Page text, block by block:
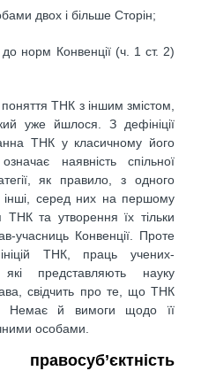
двох і більше Сторін;
норм Конвенції (ч. 1 ст. 2)
ТНК з іншим змістом,
уже йшлося. З дефініції
ТНК у класичному його
наявність спільної
як правило, з одного
інші, серед них на першому
ТНК та утворення їх тільки
учасниць Конвенції. Проте
ТНК, праць учених-
представляють науку
свідчить про те, що ТНК
й вимоги щодо її
особами.